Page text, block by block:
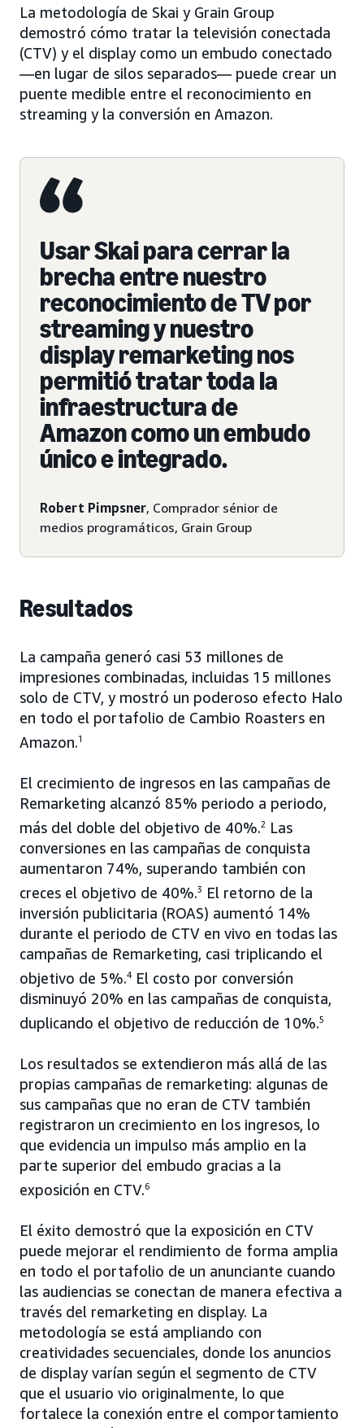
La metodología de Skai y Grain Group
demostró cómo tratar la televisión conectada
(CTV) y el display como un embudo conectado
—en lugar de silos separados— puede crear un
puente medible entre el reconocimiento en
streaming y la conversión en Amazon.
Usar Skai para cerrar la
brecha entre nuestro
reconocimiento de TV por
streaming y nuestro
display remarketing nos
permitió tratar toda la
infraestructura de
Amazon como un embudo
único e integrado.
Robert Pimpsner, Comprador sénior de
medios programáticos, Grain Group
Resultados
La campaña generó casi 53 millones de
impresiones combinadas, incluidas 15 millones
solo de CTV, y mostró un poderoso efecto Halo
en todo el portafolio de Cambio Roasters en
Amazon.1
El crecimiento de ingresos en las campañas de
Remarketing alcanzó 85% periodo a periodo,
más del doble del objetivo de 40%.2
Las
conversiones en las campañas de conquista
aumentaron 74%, superando también con
creces el objetivo de 40%.3
El retorno de la
inversión publicitaria (ROAS) aumentó 14%
durante el periodo de CTV en vivo en todas las
campañas de Remarketing, casi triplicando el
objetivo de 5%.4 El costo por conversión
disminuyó 20% en las campañas de conquista,
duplicando el objetivo de reducción de 10%.5
Los resultados se extendieron más allá de las
propias campañas de remarketing: algunas de
sus campañas que no eran de CTV también
registraron un crecimiento en los ingresos, lo
que evidencia un impulso más amplio en la
parte superior del embudo gracias a la
exposición en CTV.6
El éxito demostró que la exposición en CTV
puede mejorar el rendimiento de forma amplia
en todo el portafolio de un anunciante cuando
las audiencias se conectan de manera efectiva a
través del remarketing en display. La
metodología se está ampliando con
creatividades secuenciales, donde los anuncios
de display varían según el segmento de CTV
que el usuario vio originalmente, lo que
fortalece la conexión entre el comportamiento